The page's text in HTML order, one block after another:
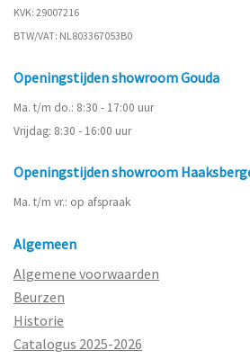
KVK: 29007216
BTW/VAT: NL803367053B0
Openingstijden showroom Gouda
Ma. t/m do.: 8:30 - 17:00 uur
Vrijdag: 8:30 - 16:00 uur
Openingstijden showroom
Ma. t/m vr.: op afspraak
Algemeen
Algemene voorwaarden
Beurzen
Historie
Catalogus 2025-2026